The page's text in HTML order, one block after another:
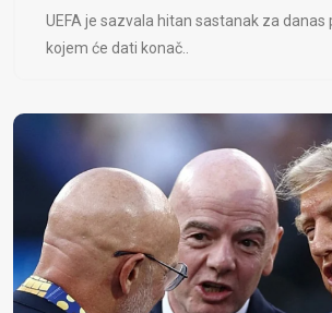
UEFA je sazvala hitan sastanak za danas
kojem će dati konač..